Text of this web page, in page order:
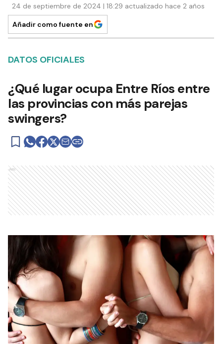
24 de septiembre de 2024 | 18:29 actualizado hace 2 años
Añadir como fuente en
DATOS OFICIALES
¿Qué lugar ocupa Entre Ríos entre
las provincias con más parejas
swingers?
Ads